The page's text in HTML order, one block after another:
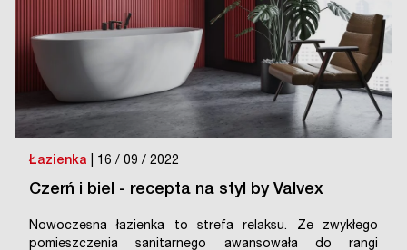
Łazienka | 16 / 09 / 2022
Czerń i biel - recepta na styl by Valvex
Nowoczesna łazienka to strefa relaksu. Ze zwykłego
pomieszczenia sanitarnego awansowała do rangi